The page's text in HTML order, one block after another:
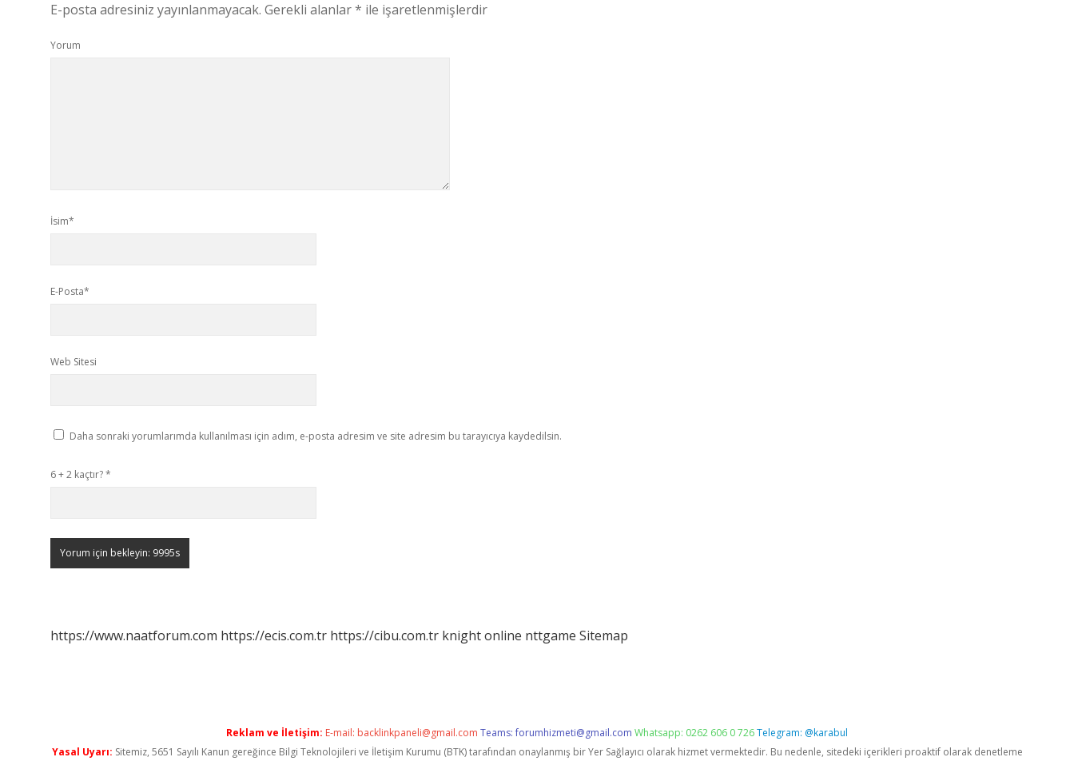
E-posta adresiniz yayınlanmayacak. Gerekli alanlar* ile işaretlenmişlerdir
Yorum
İsim*
E-Posta*
Web Sitesi
Daha sonraki yorumlarımda kullanılması için adım, e-posta adresim ve site adresim bu tarayıcıya kaydedilsin.
6 + 2 kaçtır?*
https://www.naatforum.com https://ecis.com.tr https://cibu.com.tr knight online nttgame Sitemap
Reklam ve İletişim: E-mail: backlinkpaneli@gmail.com Teams:forumhizmeti@gmail.com Whatsapp: 0262 606 0 726Telegram: @karabul
Yasal Uyarı: Sitemiz, 5651 Sayılı Kanun gereğince Bilgi Teknolojileri ve İletişim Kurumu (BTK) tarafından onaylanmış bir Yer Sağlayıcı olarak hizmet vermektedir. Bu nedenle, sitedeki içerikleri proaktif olarak denetleme